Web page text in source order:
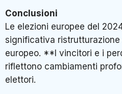
Conclusioni
Le elezioni europee del
significativa
europeo. **I vincitori e i
riflettono cambiamenti
elettori.